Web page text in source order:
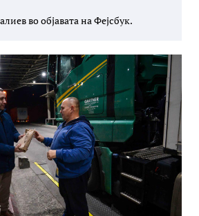
во објавата на Фејсбук.